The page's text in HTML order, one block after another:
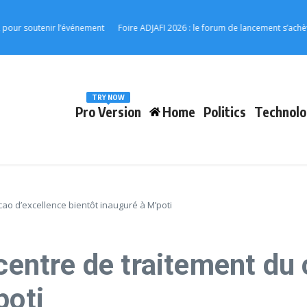
l’événement Foire ADJAFI 2026 : le forum de lancement s’achève à
Pro Version
TRY NOW
Home Politics
d’excellence bientôt inauguré à M’poti
de traitement du